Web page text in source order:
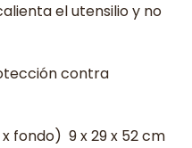
el utensilio y no
contra
fondo) 9 x 29 x 52 cm